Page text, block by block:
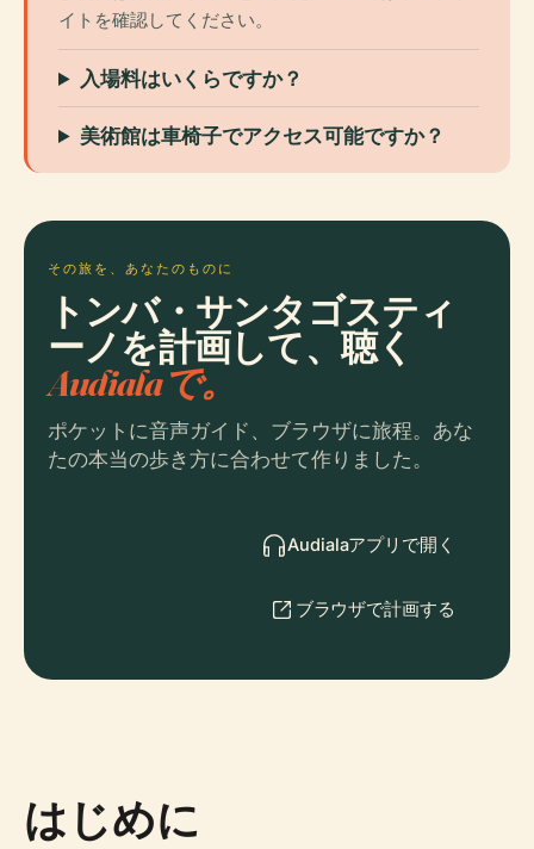
イトを確認してください。
入場料はいくらですか？
美術館は車椅子でアクセス可能ですか？
その旅を、あなたのものに
トンバ・サンタゴスティ
ーノを計画して、聴く
Audialaで。
ポケットに音声ガイド、ブラウザに旅程。あな
たの本当の歩き方に合わせて作りました。
Audialaアプリで開く
ブラウザで計画する
はじめに